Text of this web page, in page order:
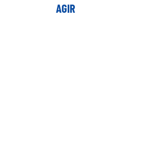
AGIR